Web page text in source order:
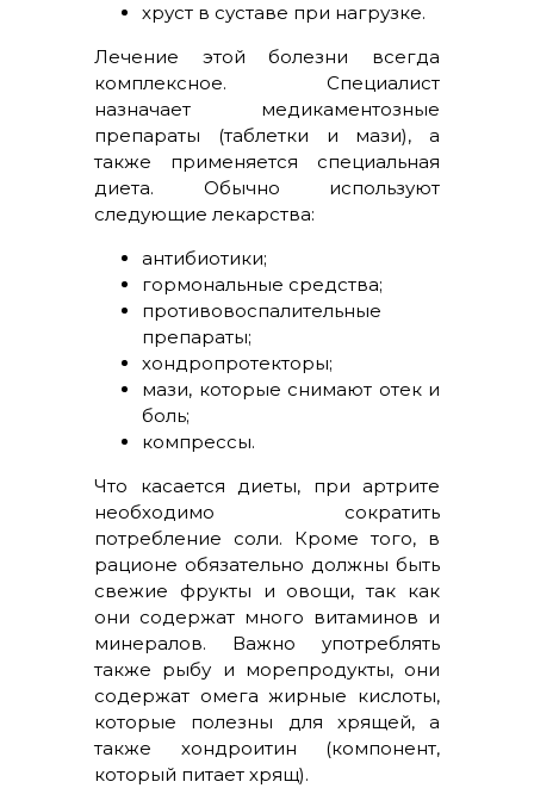
хруст в суставе при нагрузке.
Лечение этой болезни всегда
комплексное. Специалист
назначает медикаментозные
препараты (таблетки и мази), а
также применяется специальная
диета. Обычно используют
следующие лекарства:
антибиотики;
гормональные средства;
противовоспалительные
препараты;
хондропротекторы;
мази, которые снимают отек и
боль;
компрессы.
Что касается диеты, при артрите
необходимо сократить
потребление соли. Кроме того, в
рационе обязательно должны быть
свежие фрукты и овощи, так как
они содержат много витаминов и
минералов. Важно употреблять
также рыбу и морепродукты, они
содержат омега жирные кислоты,
которые полезны для хрящей, а
также хондроитин (компонент,
который питает хрящ).